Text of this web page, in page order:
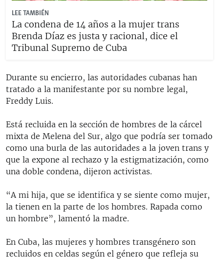
LEE TAMBIÉN
La condena de 14 años a la mujer trans
Brenda Díaz es justa y racional, dice el
Tribunal Supremo de Cuba
Durante su encierro, las autoridades cubanas han
tratado a la manifestante por su nombre legal,
Freddy Luis.
Está recluida en la sección de hombres de la cárcel
mixta de Melena del Sur, algo que podría ser tomado
como una burla de las autoridades a la joven trans y
que la expone al rechazo y la estigmatización, como
una doble condena, dijeron activistas.
“A mi hija, que se identifica y se siente como mujer,
la tienen en la parte de los hombres. Rapada como
un hombre”, lamentó la madre.
En Cuba, las mujeres y hombres transgénero son
recluidos en celdas según el género que refleja su